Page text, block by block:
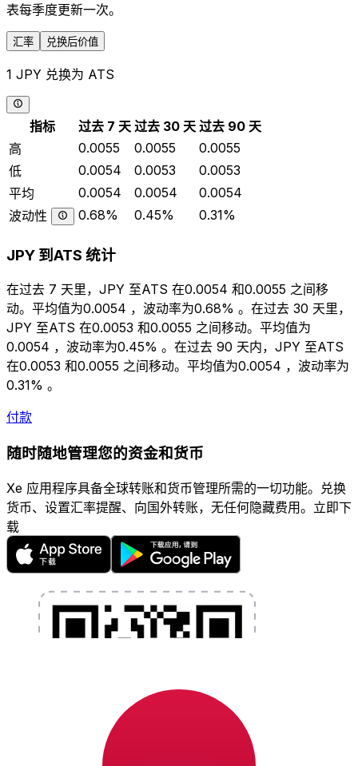
表每季度更新一次。
汇率 兑换后价值
1 JPY 兑换为 ATS
指标 过去 7 天 过去 30 天 过去 90 天
高
0.0055 0.0055
0.0055
低
0.0054 0.0053
0.0053
平均
0.0054 0.0054
0.0054
波动性
0.68% 0.45% 0.31%
JPY 到ATS 统计
在过去 7 天里，JPY 至ATS 在0.0054 和0.0055 之间移
动。平均值为0.0054 ，波动率为0.68% 。在过去 30 天里，
JPY 至ATS 在0.0053 和0.0055 之间移动。平均值为
0.0054 ，波动率为0.45% 。在过去 90 天内，JPY 至ATS
在0.0053 和0.0055 之间移动。平均值为0.0054 ，波动率为
0.31% 。
付款
随时随地管理您的资金和货币
Xe 应用程序具备全球转账和货币管理所需的一切功能。兑换
货币、设置汇率提醒、向国外转账，无任何隐藏费用。立即下
载